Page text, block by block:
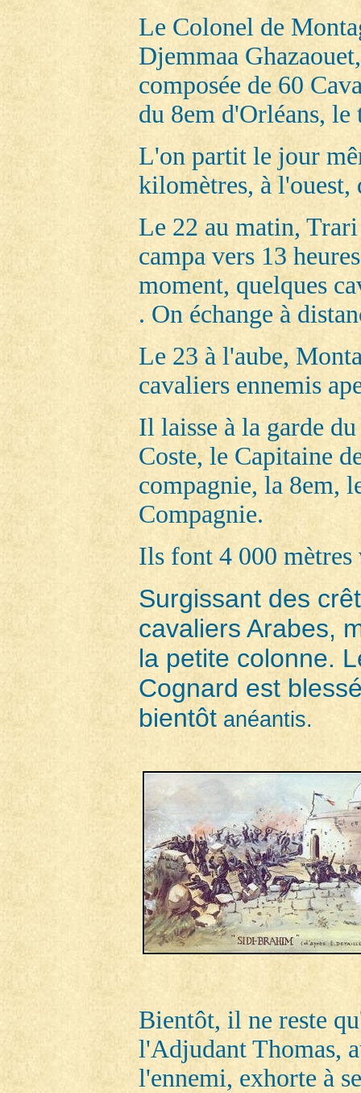
Le Colonel de
Djemmaa
composée de 60
du 8em d'Orléans,
L'on partit le jour
kilomètres, à l'ouest,
Le 22 au matin,
campa vers 13
moment, quelques
. On échange à
Le 23 à l'aube,
cavaliers ennemis
Il laisse à la garde
Coste, le Capitaine
compagnie, la 8em,
Compagnie.
Ils font 4 000 mètres
Surgissant des
cavaliers Arabes,
la petite colonne.
Cognard est
bientôt anéantis.
Bientôt, il ne reste
l'Adjudant Thomas,
l'ennemi, exhorte à